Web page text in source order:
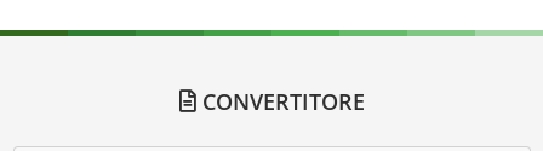
CONVERTITORE